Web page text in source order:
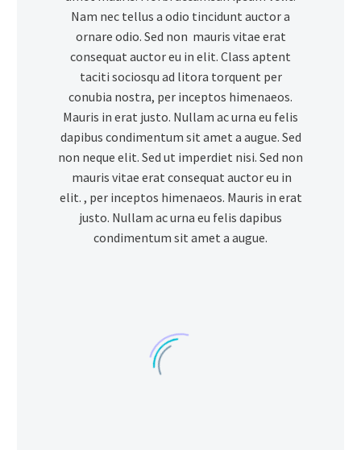
Nam nec tellus a odio tincidunt auctor a
ornare odio. Sed non mauris vitae erat
consequat auctor eu in elit. Class aptent
taciti sociosqu ad litora torquent per
conubia nostra, per inceptos himenaeos.
Mauris in erat justo. Nullam ac urna eu felis
dapibus condimentum sit amet a augue. Sed
non neque elit. Sed ut imperdiet nisi. Sed non
mauris vitae erat consequat auctor eu in
elit. , per inceptos himenaeos. Mauris in erat
justo. Nullam ac urna eu felis dapibus
condimentum sit amet a augue.